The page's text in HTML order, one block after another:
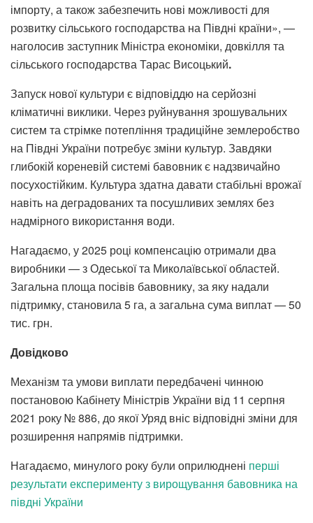
імпорту, а також забезпечить нові можливості для
розвитку сільського господарства на Півдні країни», —
наголосив заступник Міністра економіки, довкілля та
сільського господарства Тарас Висоцький.
Запуск нової культури є відповіддю на серйозні
кліматичні виклики. Через руйнування зрошувальних
систем та стрімке потепління традиційне землеробство
на Півдні України потребує зміни культур. Завдяки
глибокій кореневій системі бавовник є надзвичайно
посухостійким. Культура здатна давати стабільні врожаї
навіть на деградованих та посушливих землях без
надмірного використання води.
Нагадаємо, у 2025 році компенсацію отримали два
виробники — з Одеської та Миколаївської областей.
Загальна площа посівів бавовнику, за яку надали
підтримку, становила 5 га, а загальна сума виплат — 50
тис. грн.
Довідково
Механізм та умови виплати передбачені чинною
постановою Кабінету Міністрів України від 11 серпня
2021 року № 886, до якої Уряд вніс відповідні зміни для
розширення напрямів підтримки.
Нагадаємо, минулого року були оприлюднені перші
результати експерименту з вирощування бавовника на
півдні України